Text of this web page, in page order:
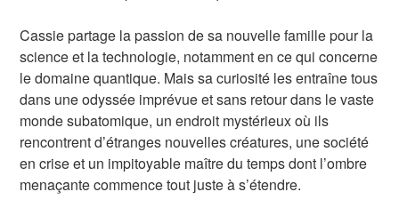
Cassie partage la passion de sa nouvelle famille pour la
science et la technologie, notamment en ce qui concerne
le domaine quantique. Mais sa curiosité les entraîne tous
dans une odyssée imprévue et sans retour dans le vaste
monde subatomique, un endroit mystérieux où ils
rencontrent d’étranges nouvelles créatures, une société
en crise et un impitoyable maître du temps dont l’ombre
menaçante commence tout juste à s’étendre.